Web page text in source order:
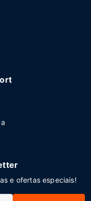
e ofertas especiais!